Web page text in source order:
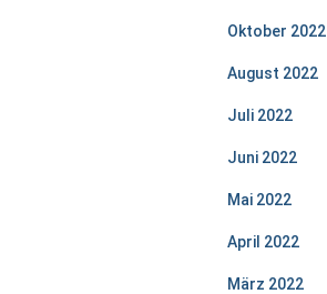
Oktober 2022
August 2022
Juli 2022
Juni 2022
Mai 2022
April 2022
März 2022